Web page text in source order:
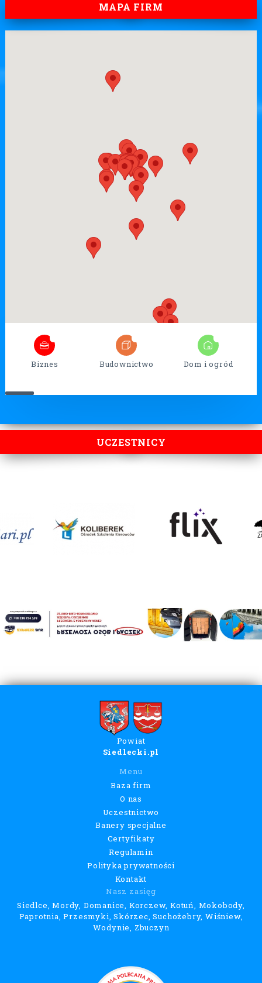
MAPA FIRM
Biznes Budownictwo Dom i ogród
UCZESTNICY
Powiat
Siedlecki.pl
Menu
Baza firm
O nas
Uczestnictwo
Banery specjalne
Certyfikaty
Regulamin
Polityka prywatności
Kontakt
Nasz zasięg
Siedlce, Mordy, Domanice, Korczew, Kotuń, Mokobody,
Paprotnia, Przesmyki, Skórzec, Suchożebry, Wiśniew,
Wodynie, Zbuczyn